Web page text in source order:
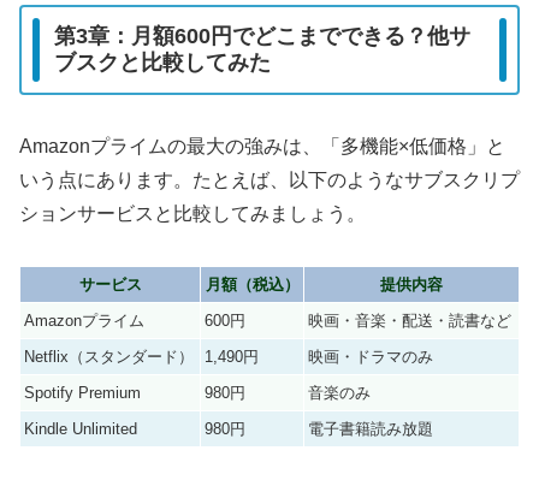
第3章：月額600円でどこまでできる？他サ
ブスクと比較してみた
Amazonプライムの最大の強みは、「多機能×低価格」と
いう点にあります。たとえば、以下のようなサブスクリプ
ションサービスと比較してみましょう。
サービス 月額（税込）
提供内容
Amazonプライム
600円
映画・音楽・配送・読書など
Netflix（スタンダード）
1,490円
映画・ドラマのみ
Spotify Premium
980円
音楽のみ
Kindle Unlimited
980円 電子書籍読み放題